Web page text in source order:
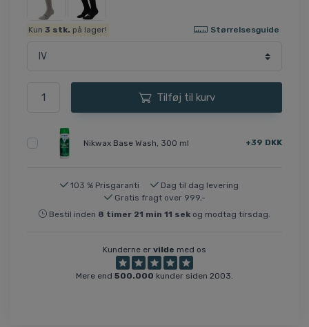
Kun3 stk. på lager! Størrelsesguide
Tilføj til kurv
Nikwax Base Wash, 300 ml +39 DKK
103 % Prisgaranti
Dag til dag levering
Gratis fragt over 999,-
Bestil inden 8 timer 21 min 11 sek og modtag tirsdag.
Kunderne er vilde med os
Mere end 500.000 kunder siden 2003.